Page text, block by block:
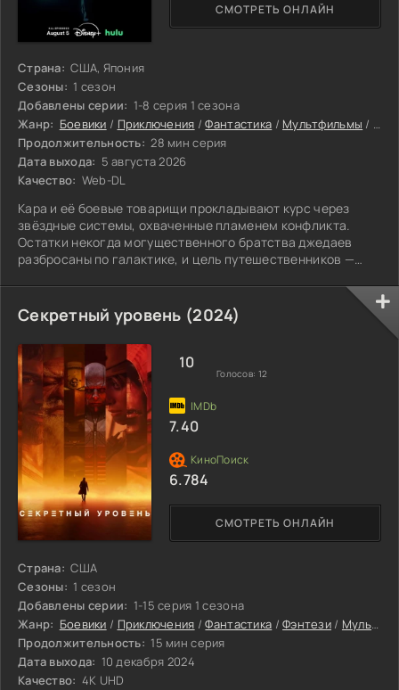
Страна: США, Япония
Сезоны: 1 сезон
Добавлены серии: 1-8 серия 1 сезона
Жанр: Боевики / Приключения /Фантастика / Мультфильмы /
Продолжительность: 28 мин серия
Дата выхода: 5 августа 2026
Качество: Web-DL
Кара и её боевые товарищи прокладывают курс через
звёздные системы, охваченные пламенем конфликта.
Остатки некогда могущественного братства джедаев
разбросаны по галактике, и цель путешественников —
наращивает мощь, подчиняя одну планету за другой. А его
верный пёс войны Генно Икаги рыщет по космосу в
поисках следов сопротивления. Грэмпс, известный своим
умением находить выход из безвыходных положений,
придумывает отчаянный план. Он ведёт
СМОТРЕТЬ ОНЛАЙН
Секретный уровень (2024)
Страна: США
Сезоны: 1 сезон
Добавлены серии: 1-15 серия 1 сезона
Жанр: Боевики / Приключения /Фантастика /Фэнтези / Мультфильмы
Продолжительность: 15 мин серия
Дата выхода: 10 декабря 2024
Качество: 4K UHD
СМОТРЕТЬ ОНЛАЙН
10
Голосов: 12
7.40
6.784